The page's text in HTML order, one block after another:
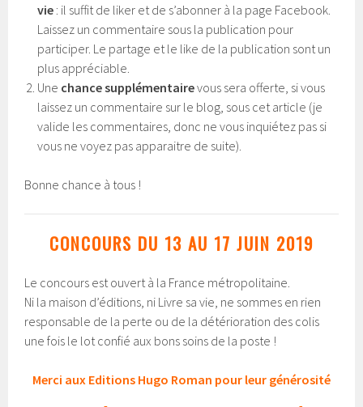
vie : il suffit de liker et de s’abonner à la page Facebook.
Laissez un commentaire sous la publication pour
participer. Le partage et le like de la publication sont un
plus appréciable.
Une chance supplémentairevous sera offerte, si vous
laissez un commentaire sur le blog, sous cet article (je
valide les commentaires, donc ne vous inquiétez pas si
vous ne voyez pas apparaitre de suite).
Bonne chance à tous !
CONCOURS DU 13 AU 17 JUIN 2019
Le concours est ouvert à la France métropolitaine.
Ni la maison d’éditions, ni Livre sa vie, ne sommes en rien
responsable de la perte ou de la détérioration des colis
une fois le lot confié aux bons soins de la poste !
Merci aux Editions Hugo Roman pour leur générosité